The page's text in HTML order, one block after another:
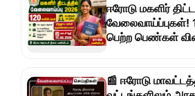
ஈரோடு மகளிர்
வேலைவாய்ப்புகள்!
பெற்ற பெண்கள்
📰 ஈரோடு